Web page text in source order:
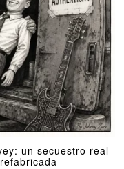
un secuestro real